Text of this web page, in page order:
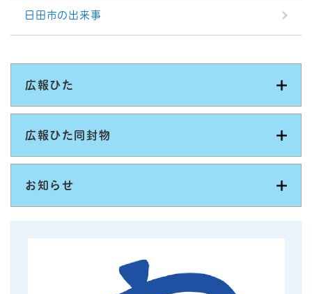
日田市の出来事
広報ひた
広報ひた同封物
お知らせ